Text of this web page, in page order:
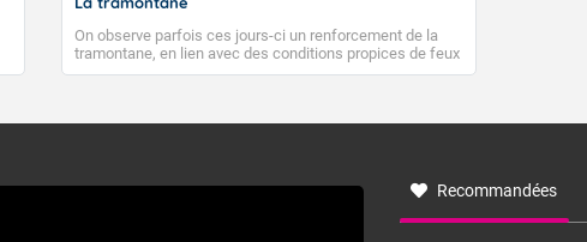
On observe parfois ces jours-ci un renforcement de la
tramontane, en lien avec des conditions propices de feux
de forêt. Mais qu'est-ce que la tramontane ? Quelles sont
à nord-ouest, dans un secteur qui part du Roussillon à la
monts, en allusion aux régions montagneuses d’où
Recommandées